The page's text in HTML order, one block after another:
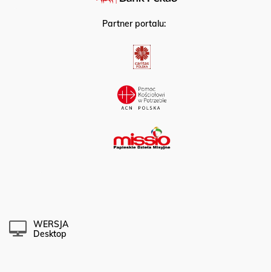
Partner portalu:
WERSJA
Desktop